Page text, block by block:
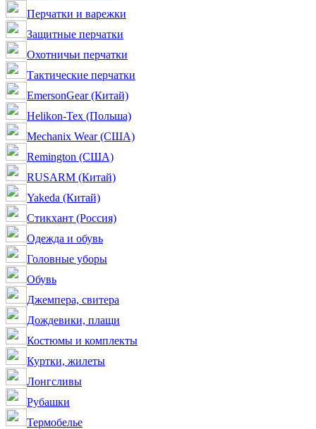
Перчатки и варежки
Защитные перчатки
Охотничьи перчатки
Тактические перчатки
EmersonGear (Китай)
Helikon-Tex (Польша)
Mechanix Wear (США)
Remington (США)
RUSARM (Китай)
Yakeda (Китай)
Стикхант (Россия)
Одежда и обувь
Головные уборы
Обувь
Джемпера, свитера
Дождевики, плащи
Костюмы и комплекты
Куртки, жилеты
Лонгсливы
Рубашки
Термобелье